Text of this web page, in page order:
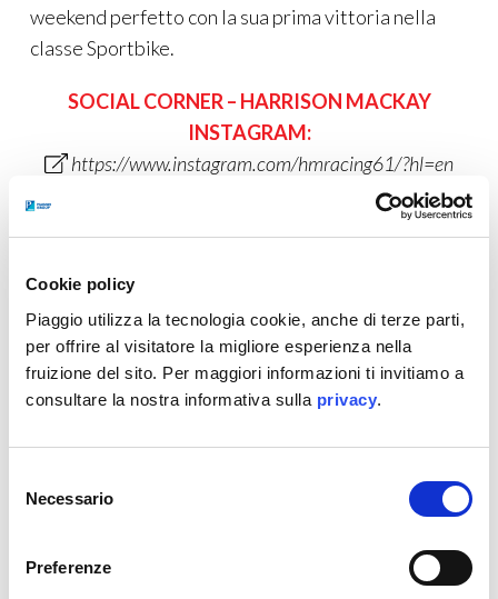
Cookie policy
Piaggio utilizza la tecnologia cookie, anche di terze parti,
per offrire al visitatore la migliore esperienza nella
fruizione del sito. Per maggiori informazioni ti invitiamo a
consultare la nostra informativa sulla privacy.
delNecessario
Preferenze
weekend perfetto con la sua prima vittoria nella
classe Sportbike.
SOCIAL CORNER – HARRISON MACKAY
INSTAGRAM:
https://www.instagram.com/hmracing61/?hl=en